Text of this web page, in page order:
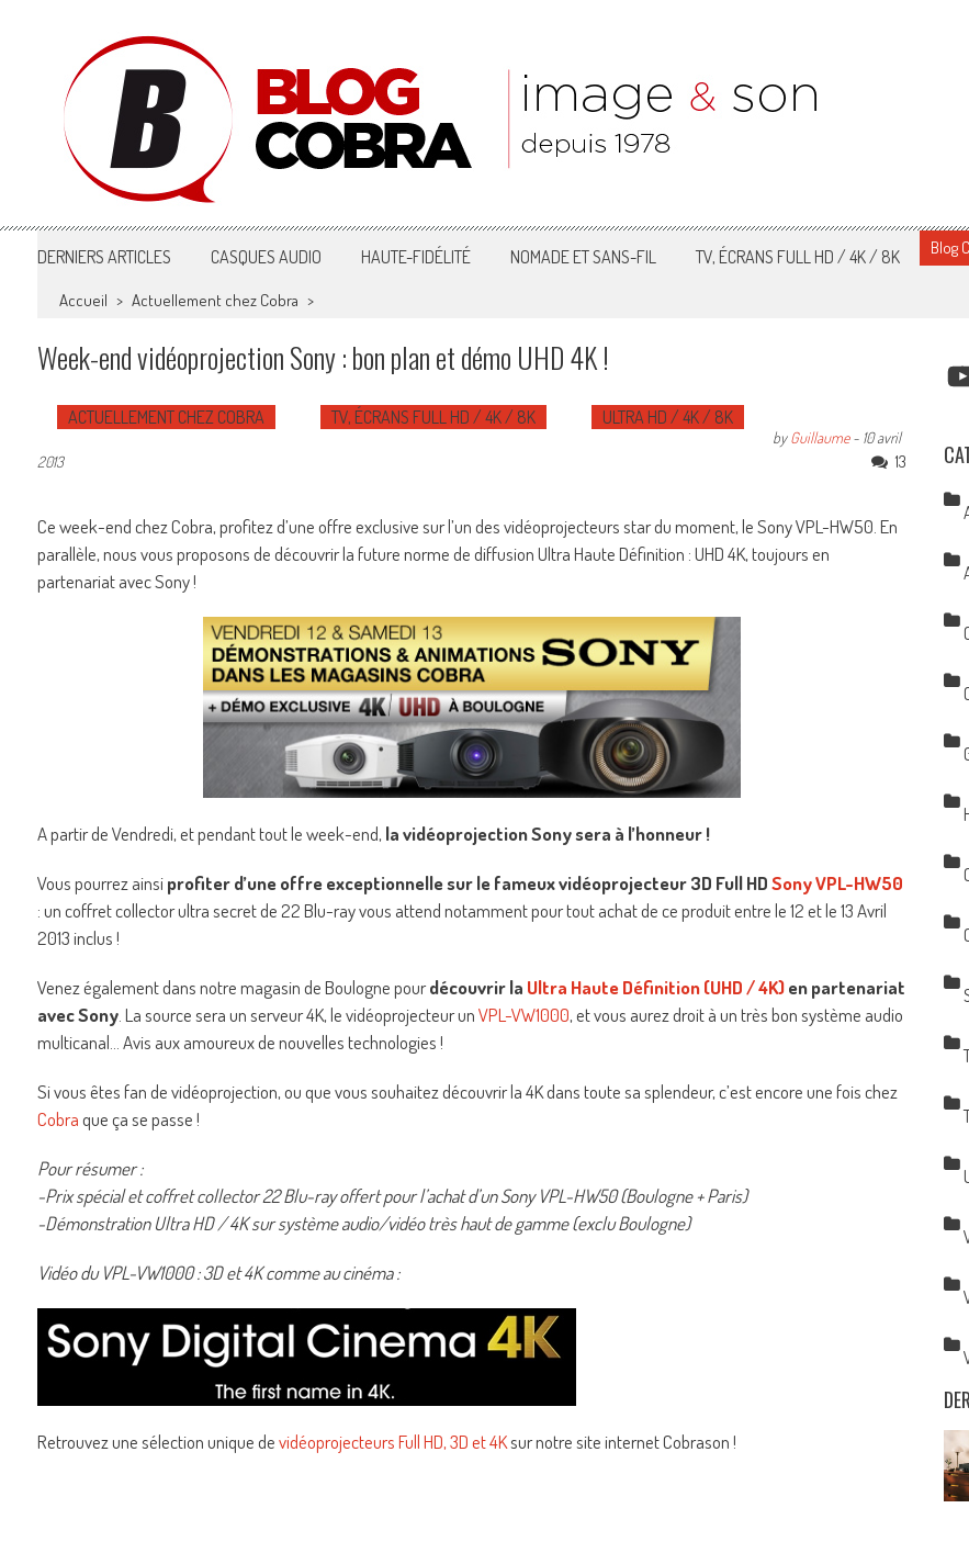
Blog Cobra
Toute l'actu Image & Son !
DERNIERS ARTICLES CASQUES AUDIO HAUTE-FIDÉLITÉ NOMADE ET SANS-FIL TV, ÉCRANS FULL HD / 4K / 8K Blog
Accueil > Actuellement chez Cobra >
Week-end vidéoprojection Sony : bon plan et démo UHD 4K !
ACTUELLEMENT CHEZ COBRA TV, ÉCRANS FULL HD / 4K / 8K ULTRA HD / 4K / 8K
byGuillaume- 10 avril
2013
13
Ce week-end chez Cobra, profitez d’une offre exclusive sur l’un des vidéoprojecteurs star du moment, le Sony VPL-HW50. En
parallèle, nous vous proposons de découvrir la future norme de diffusion Ultra Haute Définition : UHD 4K, toujours en
partenariat avec Sony !
A partir de Vendredi, et pendant tout le week-end, la vidéoprojection Sony sera à l’honneur !
Vous pourrez ainsiprofiter d’une offre exceptionnelle sur le fameux vidéoprojecteur 3D Full HDSony VPL-HW50
: un coffret collector ultra secret de 22 Blu-ray vous attend notamment pour tout achat de ce produit entre le 12 et le 13 Avril
2013 inclus !
Venez également dans notre magasin de Boulogne pourdécouvrir la Ultra Haute Définition (UHD / 4K)en partenariat
avec Sony . La source sera un serveur 4K, le vidéoprojecteur unVPL-VW1000, et vous aurez droit à un très bon système audio
multicanal… Avis aux amoureux de nouvelles technologies !
Si vous êtes fan de vidéoprojection, ou que vous souhaitez découvrir la 4K dans toute sa splendeur, c’est encore une fois chez
Cobraque ça se passe !
Pour résumer :
-Prix spécial et coffret collector 22 Blu-ray offert pour l’achat d’un Sony VPL-HW50 (Boulogne + Paris)
-Démonstration Ultra HD / 4K sur système audio/vidéo très haut de gamme (exclu Boulogne)
Vidéo du VPL-VW1000 : 3D et 4K comme au cinéma :
Retrouvez une sélection unique devidéoprojecteurs Full HD, 3D et 4Ksur notre site internet Cobrason !